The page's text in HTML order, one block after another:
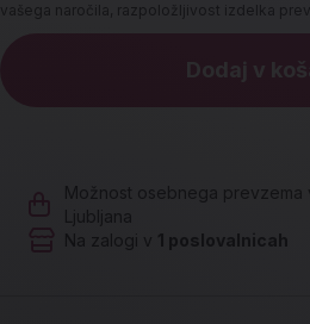
vašega naročila, razpoložljivost izdelka
Količina
Dodaj v
Možnost osebnega prevzema
Ljubljana
Na zalogi v 1 poslovalnicah